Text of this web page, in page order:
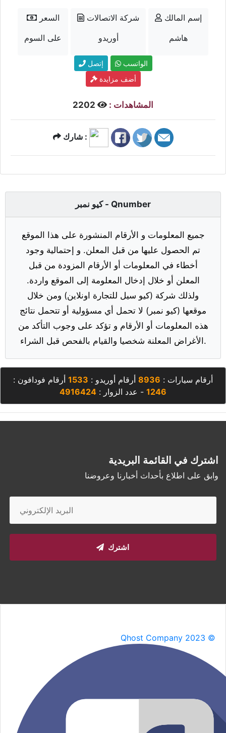
السعر
على السوم
شركة الاتصالات
أوريدو
إسم المالك
هاشم
إتصل
الواتسب
أضف مزايدة
المشاهدات :
شارك :
كيو نمبر - Qnumber
جميع المعلومات و الأرقام المنشورة على هذا الموقع
تم الحصول عليها من قبل المعلن. و إحتمالية وجود
أخطاء في المعلومات أو الأرقام المزودة من قبل
المعلن أو خلال إدخال المعلومة إلى الموقع واردة.
ولذلك شركة (كيو سيل للتجارة اونلاين) ومن خلال
موقعها (كيو نمبر) لا تحمل أي مسؤولية أو تتحمل نتائج
هذه المعلومات أو الأرقام و تؤكد على وجوب التأكد من
الأغراض المعلنة شخصيا والقيام بالفحص قبل الشراء.
أرقام سيارات : 8936 أرقام أوريدو : 1533 أرقام فودافون :
1246 - عدد الزوار : 4916424
اشترك في القائمة البريدية
وابق على اطلاع بأحداث أخبارنا وعروضنا
اشترك
Qhost Company 2023 ©